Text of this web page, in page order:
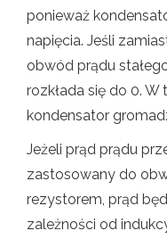
ponieważ
napięcia. Jeśli
obwód prądu
rozkłada się do 0.
kondensator
Jeżeli prąd prądu
zastosowany do
rezystorem, prąd
zależności od